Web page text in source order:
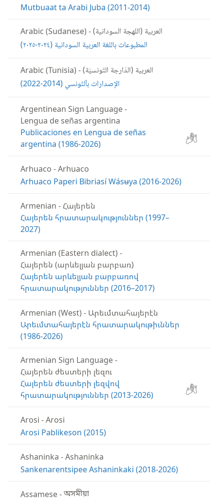
Mutbuaat ta Arabi Juba (2011-2014)
Arabic (Sudanese) -العربية (اللهجة السودانية)
المطبوعات باللغة العربية السودانية (‏٢٠٢٤-‏٢٠٢٥)‏
Arabic (Tunisia) -العربية (الدّارجة‏ ‏التّونسيّة)
الإصدارات بٱلتّونسي (‏2014-‏2022)‏
Argentinean Sign Language-
Lengua de señas argentina
Publicaciones en Lengua de señas
argentina (1986-2026)
Arhuaco -Arhuaco
Arhuaco Paperi Bibriasí Wásʉya (2016-2026)
Armenian -Հայերեն
Հայերեն հրատարակություններ (1997–
2027)
Armenian (Eastern dialect) -
Հայերեն (արևելյան բարբառ)
Հայերեն արևելյան բարբառով
հրատարակություններ (2016–2017)
Armenian (West) - Արեւմտահայերէն
Արեւմտահայերէն հրատարակութիւններ
(1986-2026)
Armenian Sign Language-
Հայերեն ժեստերի լեզու
Հայերեն ժեստերի լեզվով
հրատարակություններ (2013-2026)
Arosi -Arosi
Arosi Pablikeson (2015)
Ashaninka -Ashaninka
Sankenarentsipee Ashaninkaki (2018-2026)
Assamese-অসমীয়া